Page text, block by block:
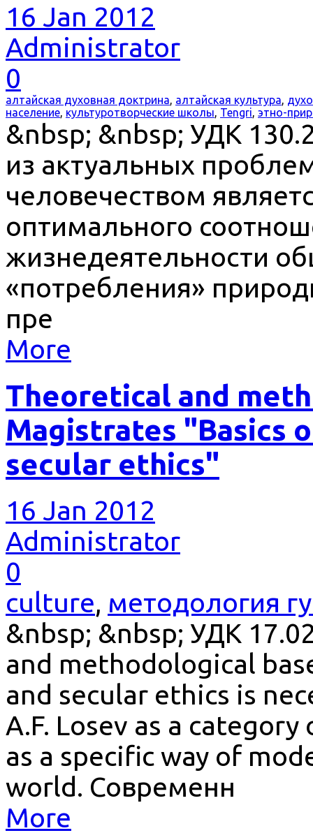
16 Jan 2012
Administrator
0
алтайская духовная доктрина, алтайская культура,
население, культуротворческие школы, Tengri, этно-
&nbsp; &nbsp; УДК
из актуальных
человечеством
оптимального
жизнедеятельности
«потребления»
пре
More
Theoretical and
Magistrates "Basics
secular ethics"
16 Jan 2012
Administrator
0
culture, методология
&nbsp; &nbsp; УДК
and methodological
and secular ethics is
A.F. Losev as a
as a specific way of
world. Современн
More